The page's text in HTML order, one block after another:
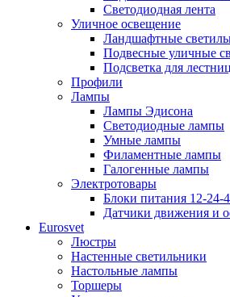
Светодиодная лента
Уличное освещение
Ландшафтные
Подвесные уличные
Подсветка для
Профили
Лампы
Лампы Эдисона
Светодиодные лампы
Умные лампы
Филаментные лампы
Галогенные лампы
Электротовары
Блоки питания 12-24-
Датчики движения и
Eurosvet
Люстры
Настенные светильники
Настольные лампы
Торшеры